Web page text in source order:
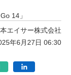
14」
エイサー株式会社
年6月27日 06:30